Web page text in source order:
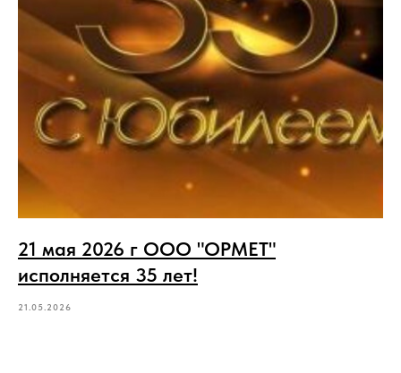
21 мая 2026 г ООО "ОРМЕТ"
исполняется 35 лет!
21.05.2026